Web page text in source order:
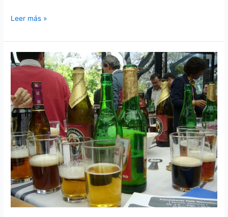
Cata
Cervezas
en
el
Palacio
de
Cibeles
Leer más »